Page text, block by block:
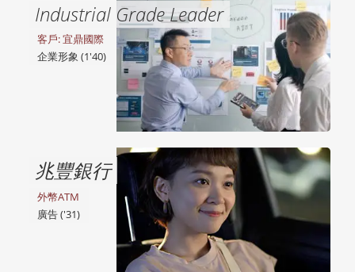
Industrial Grade Leader
客戶: 宜鼎國際
企業形象 (1'40)
兆豐銀行
外幣ATM
廣告 ('31)